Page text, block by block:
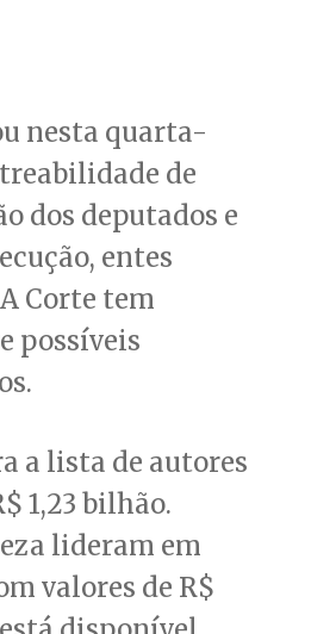
nesta quarta-
de
dos deputados e
entes
Corte tem
possíveis
a lista de autores
1,23 bilhão.
lideram em
valores de R$